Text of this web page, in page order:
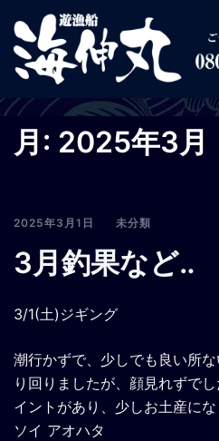
ツ
月: 2025年3月
2025年3月1日 未分類
3月釣果など‥
3/1(土)ジギング
潮行かずで、少しでも良い所
り回りましたが、顔見れずで
イントがあり、少しお土産に
ソイ アオハタ